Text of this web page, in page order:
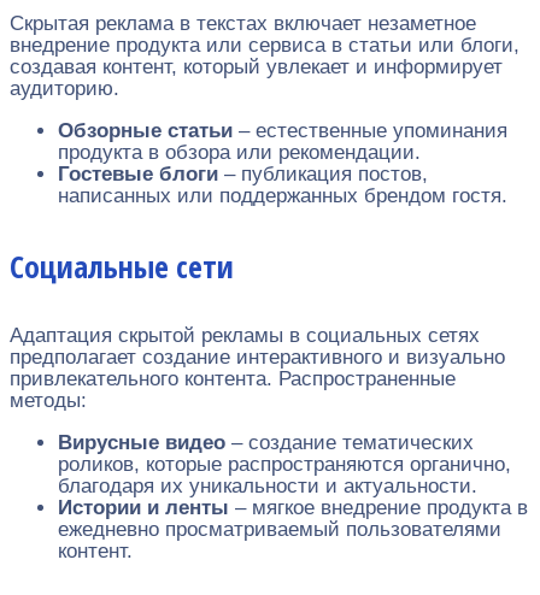
Скрытая реклама в текстах включает незаметное
внедрение продукта или сервиса в статьи или блоги,
создавая контент, который увлекает и информирует
аудиторию.
Обзорные статьи – естественные упоминания
продукта в обзора или рекомендации.
Гостевые блоги – публикация постов,
написанных или поддержанных брендом гостя.
Социальные сети
Адаптация скрытой рекламы в социальных сетях
предполагает создание интерактивного и визуально
привлекательного контента. Распространенные
методы:
Вирусные видео – создание тематических
роликов, которые распространяются органично,
благодаря их уникальности и актуальности.
Истории и ленты – мягкое внедрение продукта в
ежедневно просматриваемый пользователями
контент.